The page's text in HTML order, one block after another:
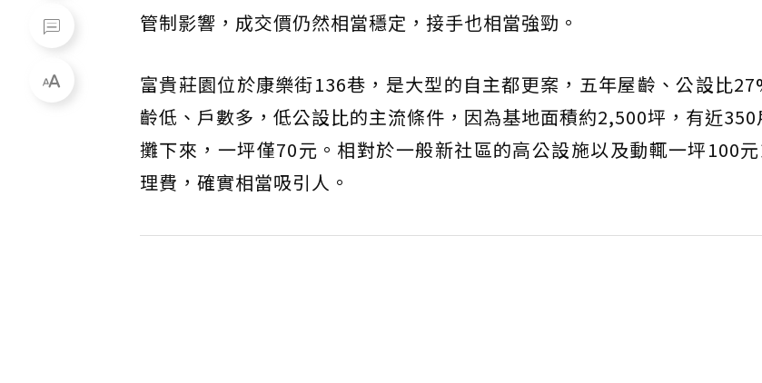
管制影響，成交價仍然相當穩定，接手也相當強勁。
富貴莊園位於康樂街136巷，是大型的自主都更案，五年屋齡、公設比
齡低、戶數多，低公設比的主流條件，因為基地面積約2,500坪，有近
攤下來，一坪僅70元。相對於一般新社區的高公設施以及動輒一坪100
理費，確實相當吸引人。